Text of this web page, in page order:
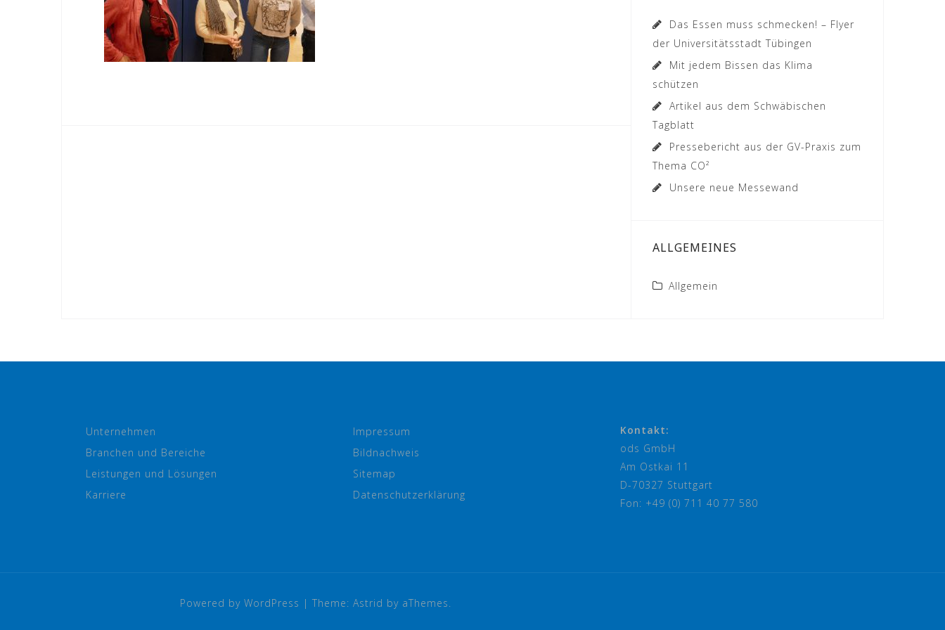
Das Essen muss schmecken! – Flyer
der Universitätsstadt Tübingen
Mit jedem Bissen das Klima
schützen
Artikel aus dem Schwäbischen
Tagblatt
Pressebericht aus der GV-Praxis zum
Thema CO²
Unsere neue Messewand
ALLGEMEINES
Allgemein
Unternehmen
Branchen und Bereiche
Leistungen und Lösungen
Karriere
Impressum
Bildnachweis
Sitemap
Datenschutzerklärung
Kontakt:
ods GmbH
Am Ostkai 11
D-70327 Stuttgart
Fon: +49 (0) 711 40 77 580
Powered by WordPress | Theme: Astrid by aThemes.